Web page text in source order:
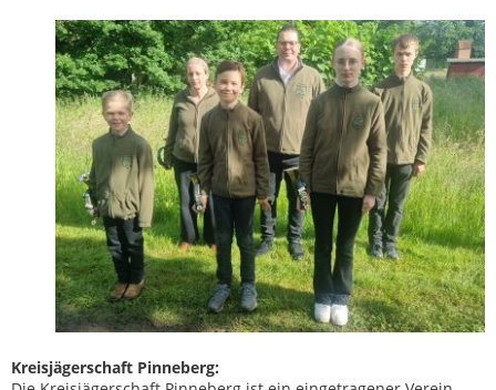
Kreisjägerschaft Pinneberg: